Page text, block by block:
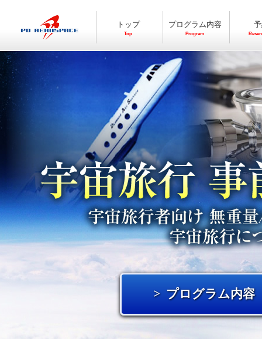
トップ
Top
プログラム内容
Program
プログラム内容